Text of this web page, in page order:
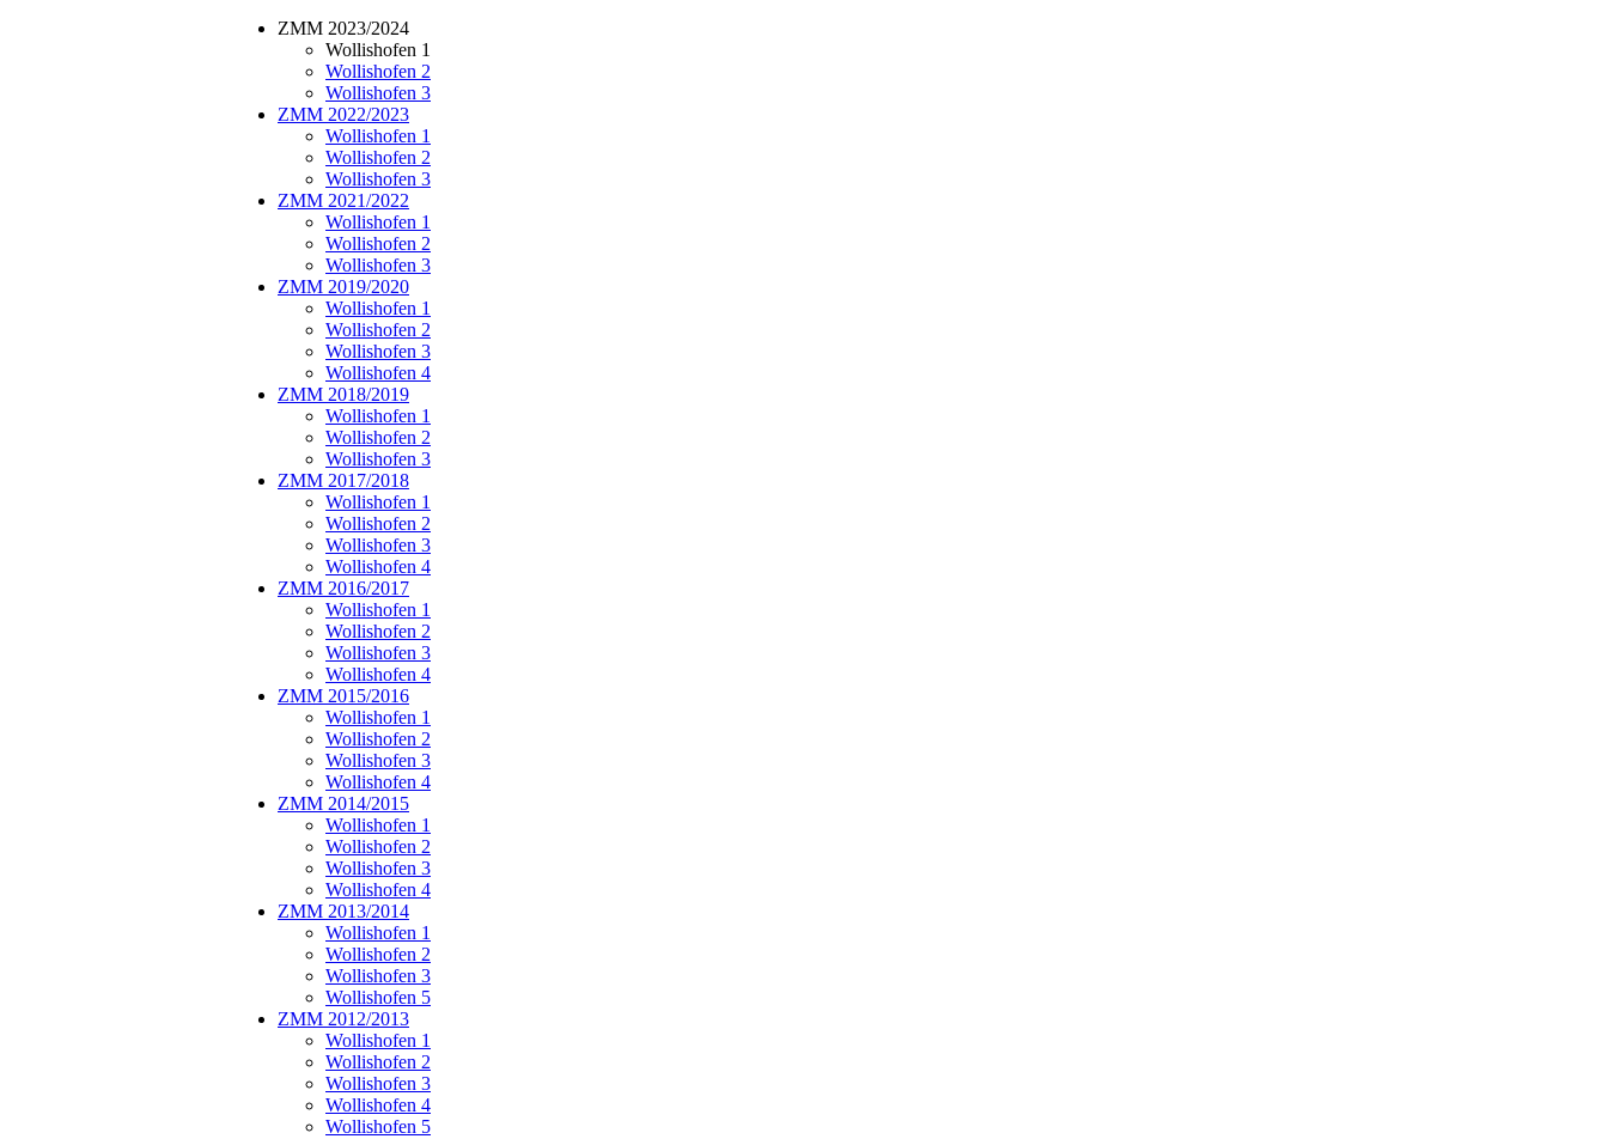
ZMM 2023/2024
Wollishofen 1
Wollishofen 2
Wollishofen 3
ZMM 2022/2023
Wollishofen 1
Wollishofen 2
Wollishofen 3
ZMM 2021/2022
Wollishofen 1
Wollishofen 2
Wollishofen 3
ZMM 2019/2020
Wollishofen 1
Wollishofen 2
Wollishofen 3
Wollishofen 4
ZMM 2018/2019
Wollishofen 1
Wollishofen 2
Wollishofen 3
ZMM 2017/2018
Wollishofen 1
Wollishofen 2
Wollishofen 3
Wollishofen 4
ZMM 2016/2017
Wollishofen 1
Wollishofen 2
Wollishofen 3
Wollishofen 4
ZMM 2015/2016
Wollishofen 1
Wollishofen 2
Wollishofen 3
Wollishofen 4
ZMM 2014/2015
Wollishofen 1
Wollishofen 2
Wollishofen 3
Wollishofen 4
ZMM 2013/2014
Wollishofen 1
Wollishofen 2
Wollishofen 3
Wollishofen 5
ZMM 2012/2013
Wollishofen 1
Wollishofen 2
Wollishofen 3
Wollishofen 4
Wollishofen 5